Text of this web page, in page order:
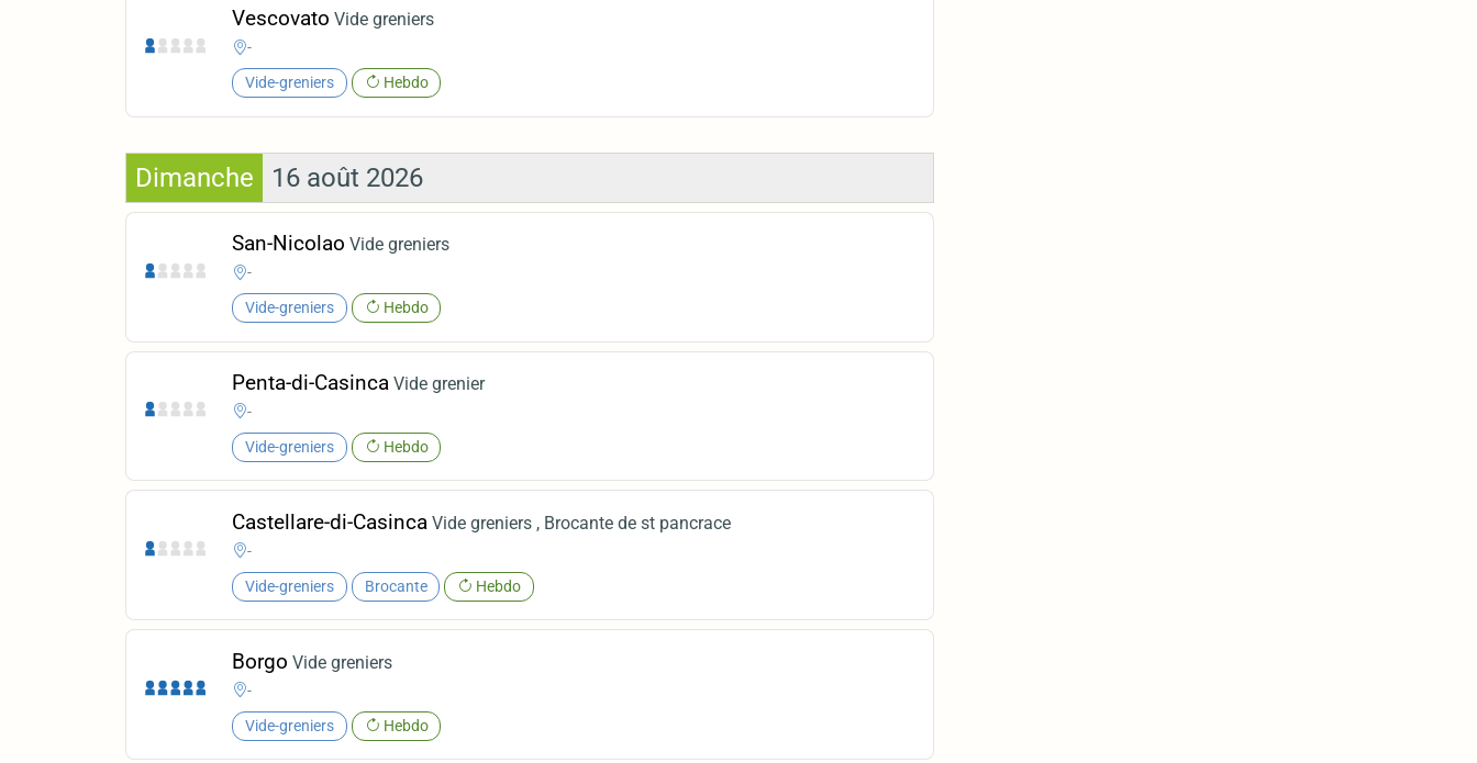
Vescovato Vide greniers
-
Vide-greniers Hebdo
Dimanche 16 août 2026
San-Nicolao Vide greniers
-
Vide-greniers Hebdo
Penta-di-Casinca Vide grenier
-
Vide-greniers Hebdo
Castellare-di-Casinca Vide greniers , Brocante de st pancrace
-
Vide-greniers Brocante Hebdo
Borgo Vide greniers
-
Vide-greniers Hebdo